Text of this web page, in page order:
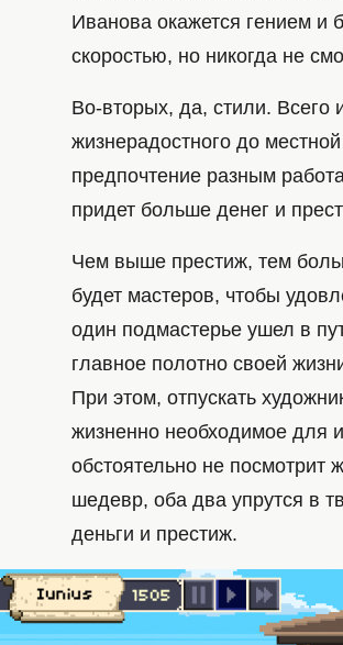
Иванова окажется гением и
скоростью, но никогда не
Во-вторых, да, стили. Всего
жизнерадостного до
предпочтение разным
придет больше денег и
Чем выше престиж, тем
будет мастеров, чтобы
один подмастерье ушел в
главное полотно своей
При этом, отпускать
жизненно необходимое для
обстоятельно не посмотрит
шедевр, оба два упрутся в
деньги и престиж.